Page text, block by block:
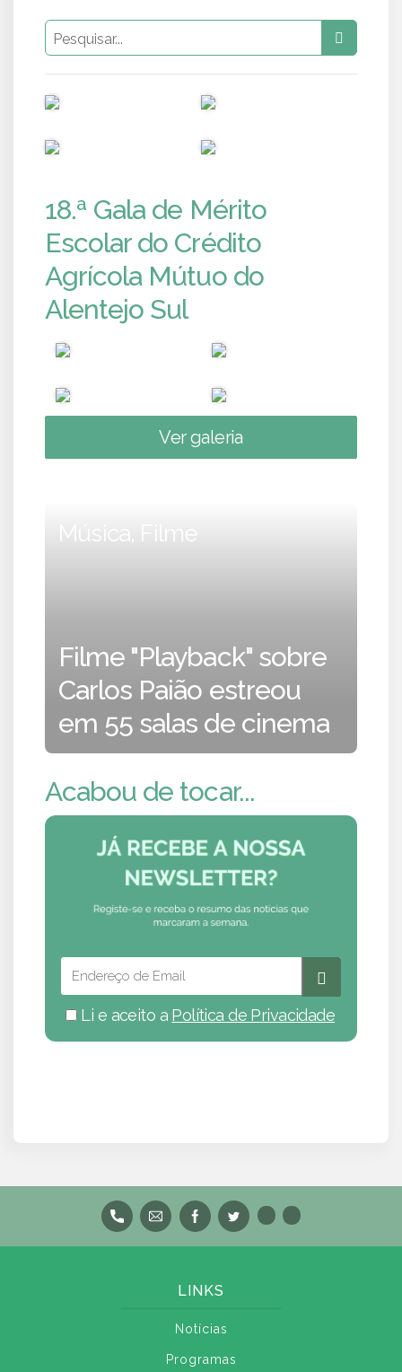
18.ª Gala de Mérito
Escolar do Crédito
Agrícola Mútuo do
Alentejo Sul
Ver galeria
Música, Filme
Filme "Playback" sobre
Carlos Paião estreou
em 55 salas de cinema
Acabou de tocar...
Li e aceito a Política de Privacidade
LINKS
Notícias
Programas